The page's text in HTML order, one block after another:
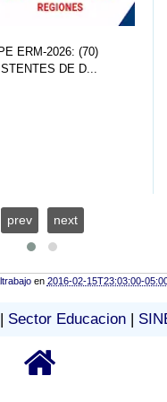
ERM-2026: (70)
DE D...
prev next
en 2016-02-15T23:03:00-
Sector Educacion